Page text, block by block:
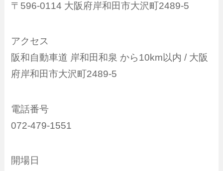
〒596-0114 大阪府岸和田市大沢町2489-5
アクセス
阪和自動車道 岸和田和泉 から10km以内 / 大阪
府岸和田市大沢町2489-5
電話番号
072-479-1551
開場日